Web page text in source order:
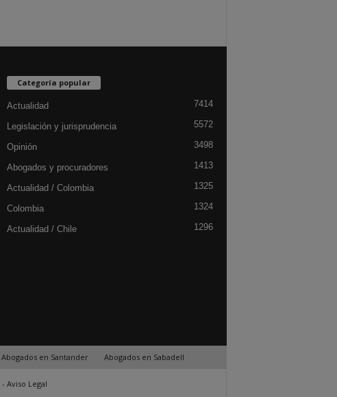
Categoría popular
Actualidad 7414
Legislación y jurisprudencia 5572
Opinión 3498
Abogados y procuradores 1413
Actualidad / Colombia 1325
Colombia 1324
Actualidad / Chile 1296
Abogados en Santander Abogados en Sabadell
- Aviso Legal